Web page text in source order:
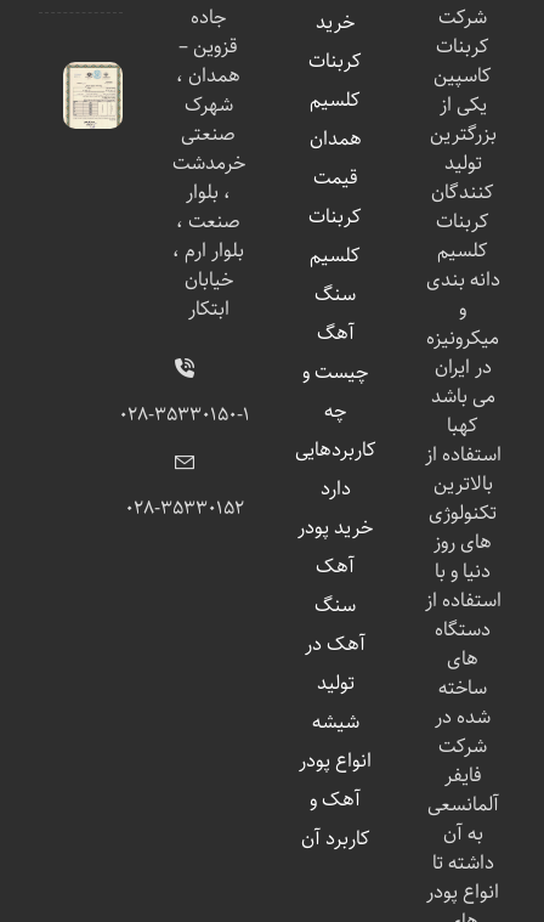
شرکت
کربنات
کاسپین
یکی از
بزرگترین
تولید
کنندگان
کربنات
کلسیم
دانه بندی
و
میکرونیزه
در ایران
می باشد
کهبا
استفاده از
بالاترین
تکنولوژی
های روز
دنیا و با
استفاده از
دستگاه
های
ساخته
شده در
شرکت
فایفر
آلمانسعی
به آن
داشته تا
انواع پودر
خرید
کربنات
کلسیم
همدان
قیمت
کربنات
کلسیم
سنگ
آهگ
چیست و
چه
کاربردهایی
دارد
خرید پودر
آهک
سنگ
آهک در
تولید
شیشه
انواع پودر
آهک و
کاربرد آن
جاده
قزوین –
همدان ،
شهرک
صنعتی
خرمدشت
، بلوار
صنعت ،
بلوار ارم ،
خیابان
ابتکار
۰۲۸-۳۵۳۳۰۱۵۰-۱
۰۲۸-۳۵۳۳۰۱۵۲